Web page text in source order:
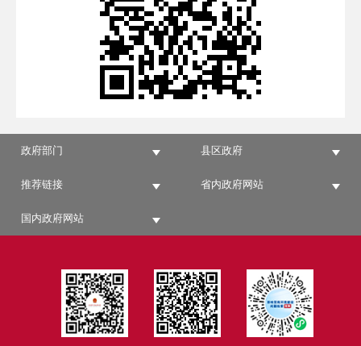
政府部门 县区政府
推荐链接 省内政府网站
国内政府网站